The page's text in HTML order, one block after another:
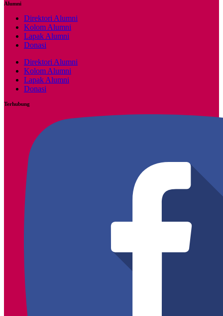
Alumni
Direktori Alumni
Kolom Alumni
Lapak Alumni
Donasi
Direktori Alumni
Kolom Alumni
Lapak Alumni
Donasi
Terhubung